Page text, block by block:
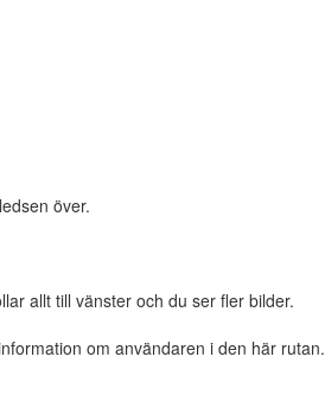
över.
allt till vänster och du ser fler bilder.
om användaren i den här rutan.